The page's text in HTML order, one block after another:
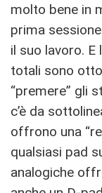
molto bene in
prima
il suo lavoro.
totali sono
“premere” gli
c’è da
offrono una
qualsiasi pad
analogiche